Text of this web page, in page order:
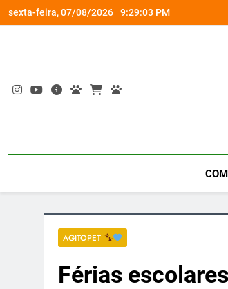
Skip
to
sexta-feira, 07/08/2026 9:29:04 PM
Fim do improviso no socorro
AGITOPET
Férias